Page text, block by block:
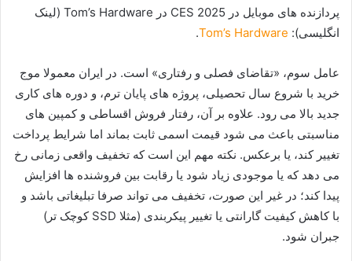
پردازنده های موبایل در CES 2025 در Tom’s Hardware (لینک
انگلیسی): Tom’s Hardware
.
عامل سوم، «تقاضای فصلی و رفتاری» است. در ایران معمولا موج
خرید با شروع سال تحصیلی، پروژه های پایان ترم، و دوره های کاری
جدید بالا می رود. علاوه بر آن، رفتار فروش اقساطی و کمپین های
مناسبتی باعث می شود قیمت اسمی ثابت بماند اما شرایط پرداخت
تغییر کند، یا برعکس. نکته مهم این است که تخفیف واقعی زمانی رخ
می دهد که یا موجودی زیاد شود یا رقابت بین فروشنده ها افزایش
پیدا کند؛ در غیر این صورت، تخفیف می تواند صرفا تبلیغاتی باشد و
با کاهش کیفیت گارانتی یا تغییر پیکربندی (مثلا SSD کوچک تر)
جبران شود.